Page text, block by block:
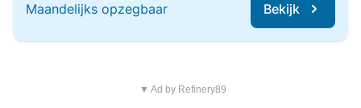
Maandelijks opzegbaar Bekijk
▼ Ad by Refinery89